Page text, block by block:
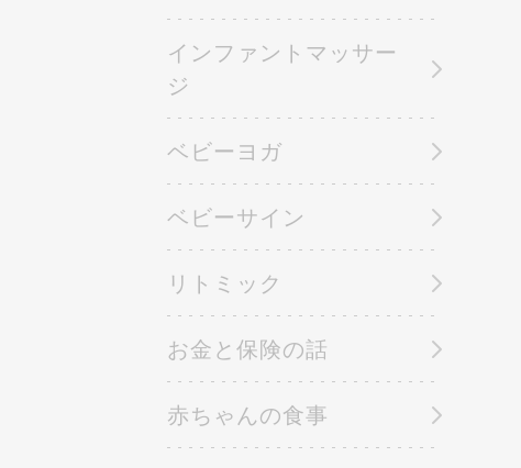
インファントマッサー
ジ
ベビーヨガ
ベビーサイン
リトミック
お金と保険の話
赤ちゃんの食事